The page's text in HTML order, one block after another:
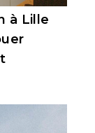
à Lille